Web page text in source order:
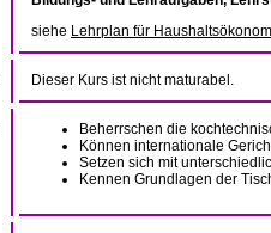
siehe Lehrplan für
Dieser Kurs ist nicht maturabel.
Beherrschen die
Können internationale
Setzen sich mit
Kennen Grundlagen der